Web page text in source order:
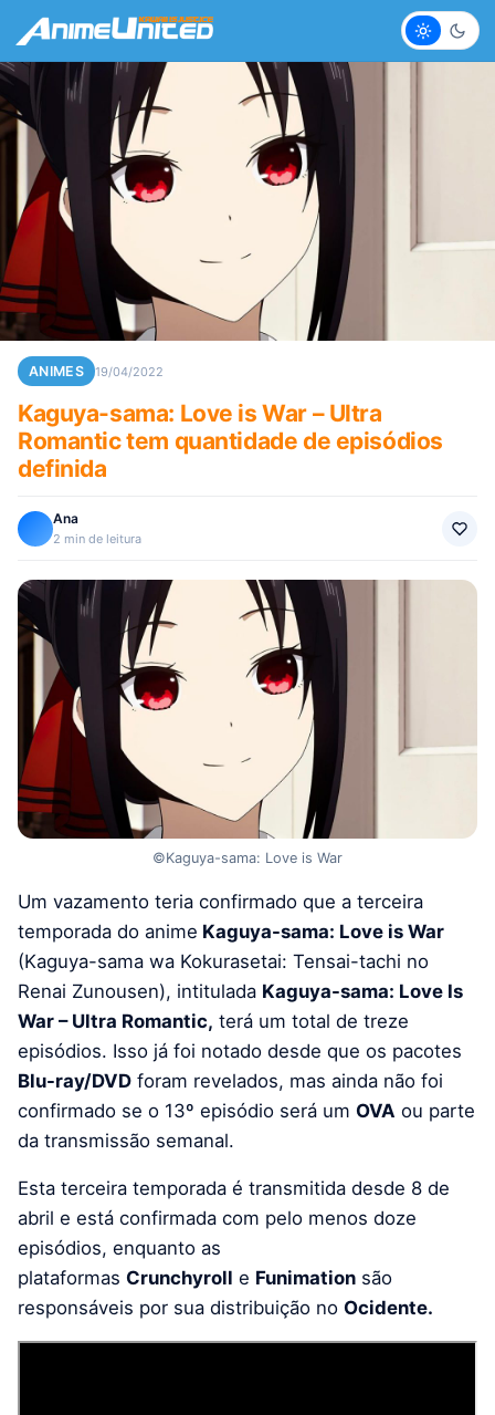
Claro
ANIMES 19/04/2022
Kaguya-sama: Love is War – Ultra
Romantic tem quantidade de episódios
definida
Ana
2 min de leitura
©Kaguya-sama: Love is War
Um vazamento teria confirmado que a terceira
temporada do anime Kaguya-sama: Love is War
(Kaguya-sama wa Kokurasetai: Tensai-tachi no
Renai Zunousen), intitulada Kaguya-sama: Love Is
War – Ultra Romantic, terá um total de treze
episódios. Isso já foi notado desde que os pacotes
Blu-ray/DVD foram revelados, mas ainda não foi
confirmado se o 13º episódio será um OVA ou parte
da transmissão semanal.
Esta terceira temporada é transmitida desde 8 de
abril e está confirmada com pelo menos doze
episódios, enquanto as
plataformas Crunchyroll e Funimation são
responsáveis ​​por sua distribuição no Ocidente.